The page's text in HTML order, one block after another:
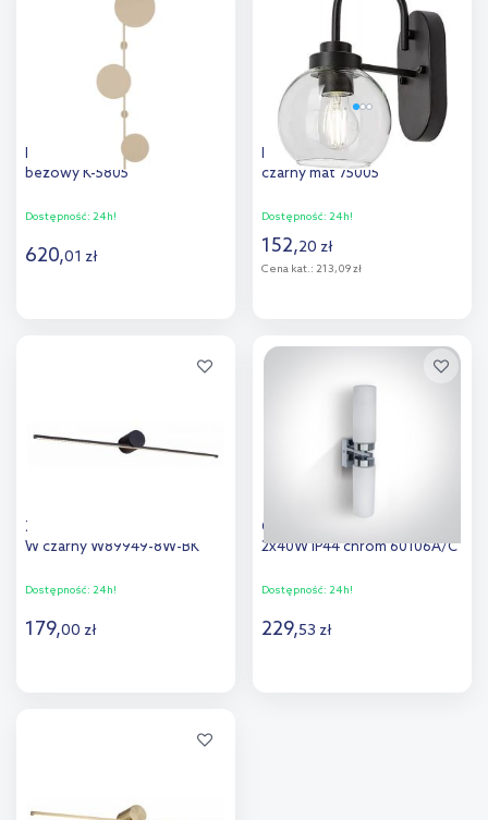
porównania porównania
Kaja Talar kinkiet 3x10 W
beżowy K-5805
Dostępność: 24h!
620,01 zł
Rabalux Tirina kinkiet 1x15W
czarny mat 75005
Dostępność: 24h!
152,20 zł
Cena kat.: 213,09 zł
Zuma Line Camara kinkiet 1x8
W czarny W89949-8W-BK
Dostępność: 24h!
179,00 zł
One Light Anavra kinkiet
2x40W IP44 chrom 60106A/C
Dostępność: 24h!
229,53 zł